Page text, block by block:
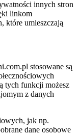
innych stron
linkom
które umieszczają
stosowane są
tych funkcji możesz
z danych
jak np.
dane osobowe